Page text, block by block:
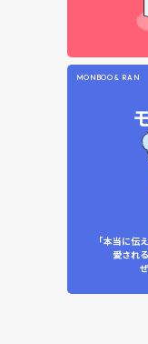
MONBOO & RAN
「本当に伝
愛され